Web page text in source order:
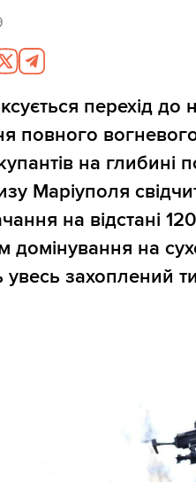
перехід до
повного
на
Маріуполя
на відстані
домінування на
увесь захоплений